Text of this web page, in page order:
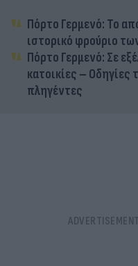
Πόρτο Γερμενό: Το
ιστορικό φρούριο
Πόρτο Γερμενό: Σε
κατοικίες –
πληγέντες